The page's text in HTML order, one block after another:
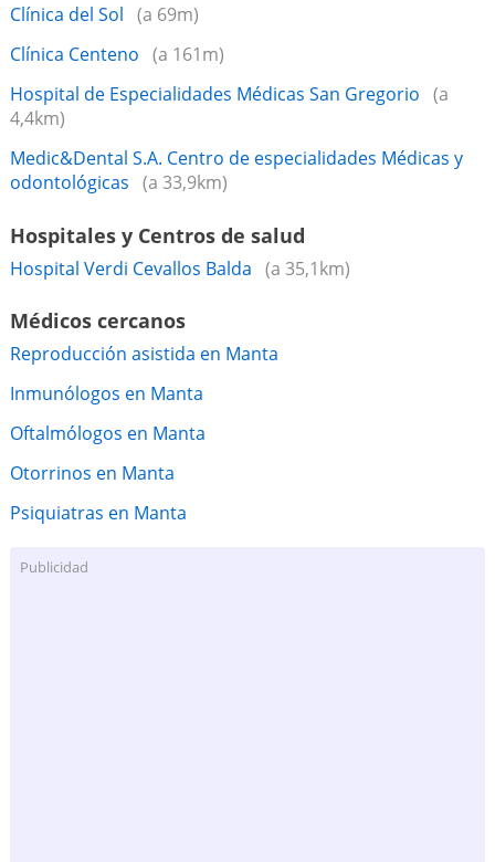
Clínica del Sol (a 69m)
Clínica Centeno (a 161m)
Hospital de Especialidades Médicas San Gregorio (a
4,4km)
Medic&Dental S.A. Centro de especialidades Médicas y
odontológicas (a 33,9km)
Hospitales y Centros de salud
Hospital Verdi Cevallos Balda (a 35,1km)
Médicos cercanos
Reproducción asistida en Manta
Inmunólogos en Manta
Oftalmólogos en Manta
Otorrinos en Manta
Psiquiatras en Manta
Publicidad